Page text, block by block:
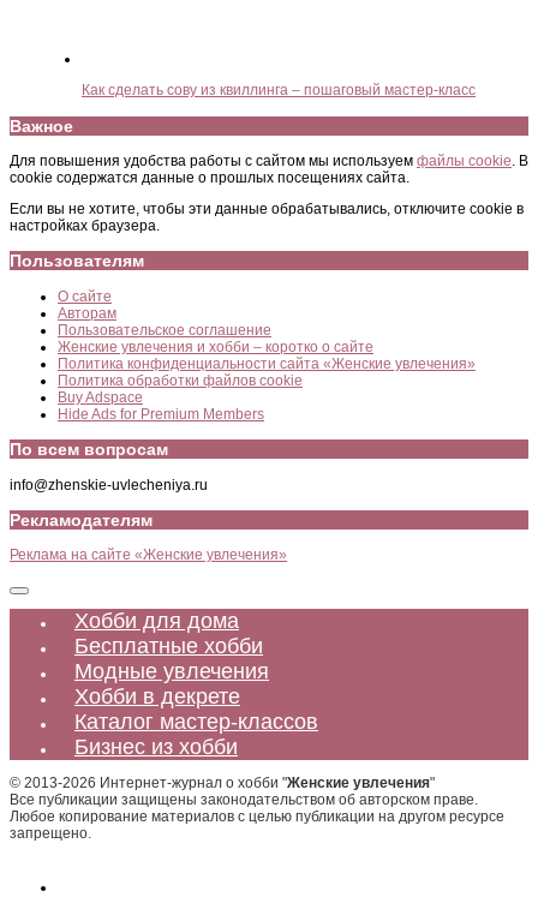
Как сделать сову из квиллинга – пошаговый мастер-класс
Важное
Для повышения удобства работы с сайтом мы используем файлы cookie. В
cookie содержатся данные о прошлых посещениях сайта.
Если вы не хотите, чтобы эти данные обрабатывались, отключите cookie в
настройках браузера.
Пользователям
О сайте
Авторам
Пользовательское соглашение
Женские увлечения и хобби – коротко о сайте
Политика конфиденциальности сайта «Женские увлечения»
Политика обработки файлов cookie
Buy Adspace
Hide Ads for Premium Members
По всем вопросам
info@zhenskie-uvlecheniya.ru
Рекламодателям
Реклама на сайте «Женские увлечения»
Хобби для дома
Бесплатные хобби
Модные увлечения
Хобби в декрете
Каталог мастер-классов
Бизнес из хобби
© 2013-2026 Интернет-журнал о хобби "Женские увлечения"
Все публикации защищены законодательством об авторском праве.
Любое копирование материалов с целью публикации на другом ресурсе
запрещено.